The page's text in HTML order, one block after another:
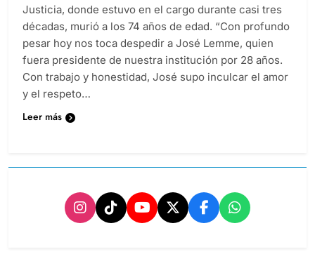
Justicia, donde estuvo en el cargo durante casi tres
décadas, murió a los 74 años de edad. “Con profundo
pesar hoy nos toca despedir a José Lemme, quien
fuera presidente de nuestra institución por 28 años.
Con trabajo y honestidad, José supo inculcar el amor
y el respeto…
Leer más